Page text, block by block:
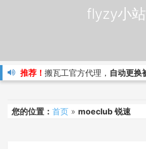
flyzy小站
推荐！ 搬瓦工官方代理， 自动更换
您的位置： 首页 » moeclub 锐速